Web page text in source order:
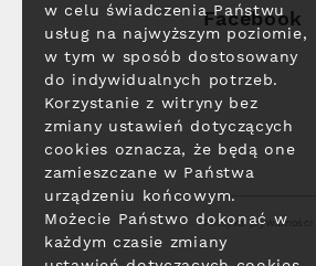
Facebook
Polityka prywatności
w celu świadczenia Państwu
usług na najwyższym poziomie,
w tym w sposób dostosowany
do indywidualnych potrzeb.
Korzystanie z witryny bez
zmiany ustawień dotyczących
cookies oznacza, że będą one
zamieszczane w Państwa
urządzeniu końcowym.
Możecie Państwo dokonać w
każdym czasie zmiany